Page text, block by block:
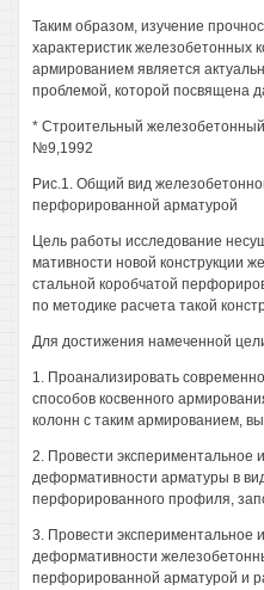
Таким образом, изучение
характеристик железобетонных
армированием является
проблемой, которой посвящена
* Строительный
№9,1992
Рис.1. Общий вид
перфорированной арматурой
Цель работы исследование
мативности новой конструкции
стальной коробчатой
по методике расчета такой
Для достижения намеченной
1. Проанализировать
способов косвенного
колонн с таким армированием,
2. Провести экспериментальное
деформативности арматуры в
перфорированного профиля,
3. Провести экспериментальное
деформативности
перфорированной арматурой и